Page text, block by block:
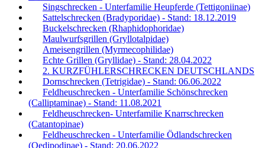
Singschrecken - Unterfamilie Heupferde (Tettigoniinae)
Sattelschrecken (Bradyporidae) - Stand: 18.12.2019
Buckelschrecken (Rhaphidophoridae)
Maulwurfsgrillen (Gryllotalpidae)
Ameisengrillen (Myrmecophilidae)
Echte Grillen (Gryllidae) - Stand: 28.04.2022
2. KURZFÜHLERSCHRECKEN DEUTSCHLANDS
Dornschrecken (Tetrigidae) - Stand: 06.06.2022
Feldheuschrecken - Unterfamilie Schönschrecken
(Calliptaminae) - Stand: 11.08.2021
Feldheuschrecken- Unterfamilie Knarrschrecken
(Catantopinae)
Feldheuschrecken - Unterfamilie Ödlandschrecken
(Oedipodinae) - Stand: 20.06.2022